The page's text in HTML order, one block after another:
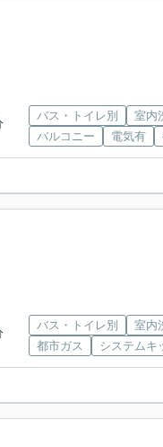
バス・トイレ別
室内
バルコニー
電気有
バス・トイレ別 室内
都市ガス
システムキ